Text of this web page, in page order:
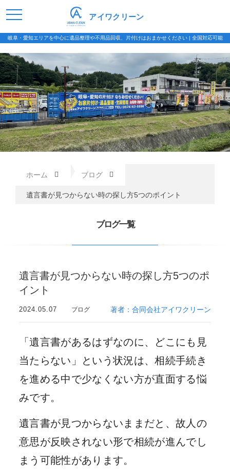
岐阜・愛知エリアを中心に遺品整理や不用品回収、片付けはおまかせください | 全国対応可能
アイワクリーン
ホーム ブログ
遺言書が見つからない時の探し方5つのポイント
ブログ一覧
遺言書が見つからない時の探し方5つのポ
イント
2024.05.07 ブログ 著者：合同会社アイワクリーン
「遺言書があるはずなのに、どこにも見
当たらない」という状況は、相続手続き
を進める中で少なくない方が直面する悩
みです。
遺言書が見つからないままだと、故人の
意思が反映されない形で相続が進んでし
まう可能性があります。